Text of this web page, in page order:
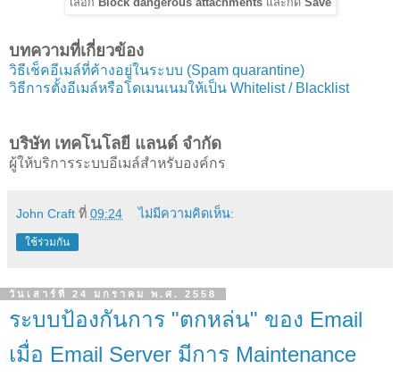
เลือก Block dangerous attachmentsและกดSave
บทความที่เกี่ยวข้อง
วิธีเช็คอีเมล์ที่ค้างอยู่ในระบบ (Spam quarantine)
วิธีการตั้งอีเมล์หรือโดเมนเนมให้เป็น Whitelist / Blacklist
บริษัท เทคโนโลยี แลนด์ จำกัด
ผู้ให้บริการระบบอีเมล์สำหรับองค์กร
John Craft ที่ 09:24 ไม่มีความคิดเห็น:
ใช้ร่วมกัน
วันเสาร์ที่ 24 มกราคม พ.ศ. 2558
ระบบป้องกันการ "ตกหล่น" ของ Email
เมื่อ Email Server มีการ Maintenance